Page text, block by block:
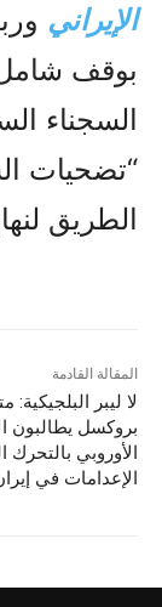
الإيراني
بوقف
السجناء
“تضحيات
الطريق
المقالة القادمة
لا ليبر
بروكسل يطالبون
الأوروبي
الإعدامات في